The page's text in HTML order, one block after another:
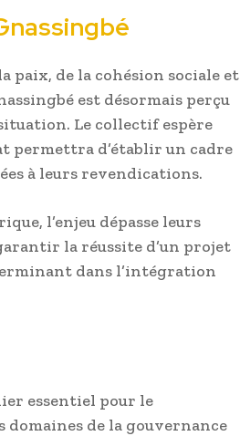
paix, de la cohésion sociale et
est désormais perçu
Le collectif espère
permettra d’établir un cadre
à leurs revendications.
l’enjeu dépasse leurs
la réussite d’un projet
dans l’intégration
essentiel pour le
de la gouvernance